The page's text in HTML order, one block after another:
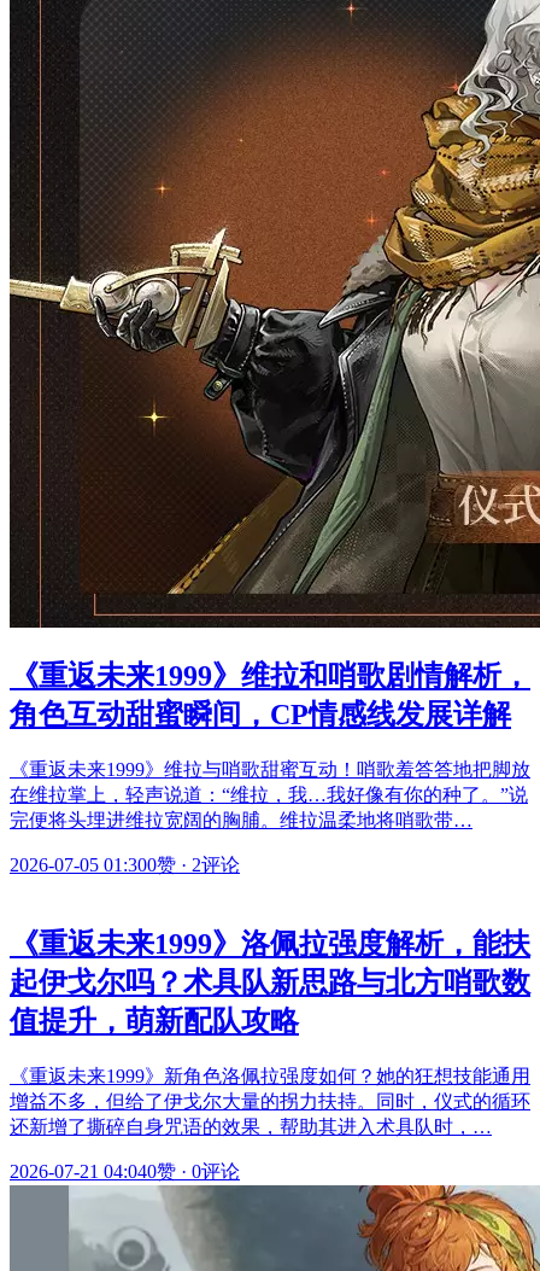
《重返未来1999》维拉和哨歌剧情解析，
角色互动甜蜜瞬间，CP情感线发展详解
《重返未来1999》维拉与哨歌甜蜜互动！哨歌羞答答地把脚放
在维拉掌上，轻声说道：“维拉，我…我好像有你的种了。”说
完便将头埋进维拉宽阔的胸脯。维拉温柔地将哨歌带…
2026-07-05 01:300赞 · 2评论
《重返未来1999》洛佩拉强度解析，能扶
起伊戈尔吗？术具队新思路与北方哨歌数
值提升，萌新配队攻略
《重返未来1999》新角色洛佩拉强度如何？她的狂想技能通用
增益不多，但给了伊戈尔大量的拐力扶持。同时，仪式的循环
还新增了撕碎自身咒语的效果，帮助其进入术具队时，…
2026-07-21 04:040赞 · 0评论